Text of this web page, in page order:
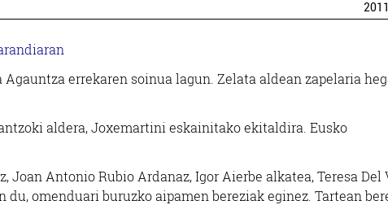
2011
errekaren soinua lagun. Zelata aldean zapelaria
aldera, Joxemartini eskainitako ekitaldira. Eusko
Joan Antonio Rubio Ardanaz, Igor Aierbe alkatea, Teresa Del
omenduari buruzko aipamen bereziak eginez. Tartean